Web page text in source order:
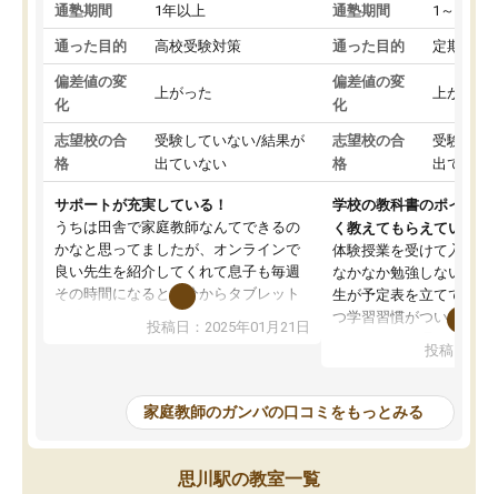
通塾期間 1年以上
通った目的 高校受験対策
偏差値の変
化
上がった
志望校の合
格
受験していない/結果が
出ていない
サポートが充実している！
うちは田舎で家庭教師なんてできるの
かなと思ってましたが、オンラインで
良い先生を紹介してくれて息子も毎週
その時間になると自分からタブレット
を開いてzoomを繋げるようになりまし
た！5科目なんでもOKなのもとても気
めて1年ほどだった今では平均点以上の
科目が増えてきました！あと1年受験ま
であるので無料の週末教室を使用しな
がら頑張って欲しいと思います！
投稿日：2025年01月21日
通塾期間 1～3ヵ月
通った目的 定期テス
偏差値の変
化
上がった
志望校の合
格
受験して
出ていな
学校の教科書のポイント
く教えてもらえている
体験授業を受けて入塾し
なかなか勉強しない息子
生が予定表を立ててくれ
つ学習習慣がついてきま
指導が無い日も予定表
問できるのでとても助か
投稿日：
家庭教師のガンバの口コミをもっとみる
思川駅の教室一覧